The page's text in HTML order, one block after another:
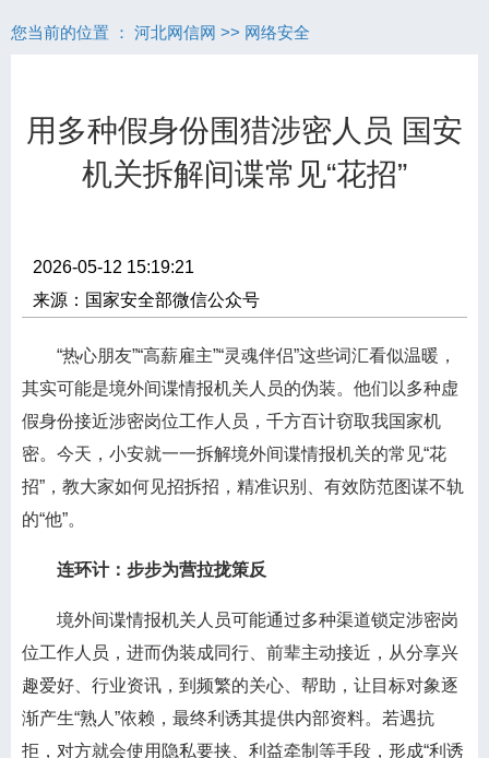
您当前的位置 ： 河北网信网 >> 网络安全
用多种假身份围猎涉密人员 国安
机关拆解间谍常见“花招”
2026-05-12 15:19:21
来源：国家安全部微信公众号
“热心朋友”“高薪雇主”“灵魂伴侣”这些词汇看似温暖，
其实可能是境外间谍情报机关人员的伪装。他们以多种虚
假身份接近涉密岗位工作人员，千方百计窃取我国家机
密。今天，小安就一一拆解境外间谍情报机关的常见“花
招”，教大家如何见招拆招，精准识别、有效防范图谋不轨
的“他”。
连环计：步步为营拉拢策反
境外间谍情报机关人员可能通过多种渠道锁定涉密岗
位工作人员，进而伪装成同行、前辈主动接近，从分享兴
趣爱好、行业资讯，到频繁的关心、帮助，让目标对象逐
渐产生“熟人”依赖，最终利诱其提供内部资料。若遇抗
拒，对方就会使用隐私要挟、利益牵制等手段，形成“利诱